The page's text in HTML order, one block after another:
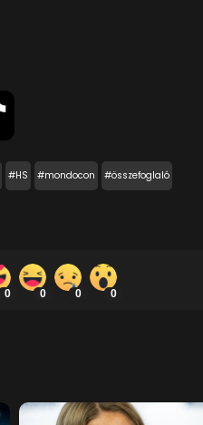
#HS #mondocon #összefoglaló
0 0 0 0